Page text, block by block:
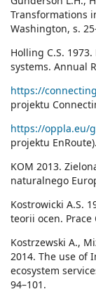
Transformations
Washington, s.
Holling C.S.
systems. Annual
https://
projektu
https://oppla.eu/
projektu EnRoute).
KOM 2013.
naturalnego
Kostrowicki A.S.
teorii ocen. Prace
Kostrzewski A.,
2014. The use of
ecosystem
94–101.